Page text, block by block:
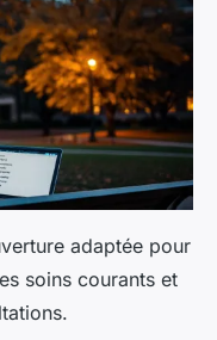
adaptée pour
soins courants et